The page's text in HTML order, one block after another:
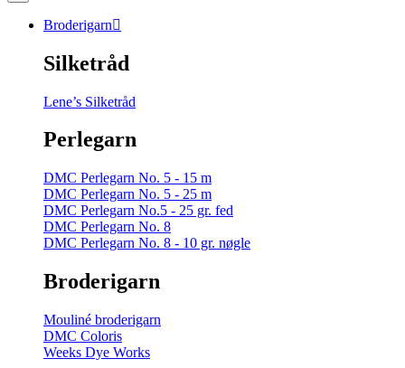
Broderigarn
Silketråd
Lene’s Silketråd
Perlegarn
DMC Perlegarn No. 5 - 15 m
DMC Perlegarn No. 5 - 25 m
DMC Perlegarn No.5 - 25 gr. fed
DMC Perlegarn No. 8
DMC Perlegarn No. 8 - 10 gr. nøgle
Broderigarn
Mouliné broderigarn
DMC Coloris
Weeks Dye Works